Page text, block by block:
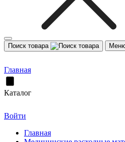
Поиск товара
Главная
Каталог
Войти
Главная